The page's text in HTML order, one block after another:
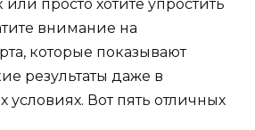
просто хотите упростить
внимание на
которые показывают
результаты даже в
условиях. Вот пять отличных